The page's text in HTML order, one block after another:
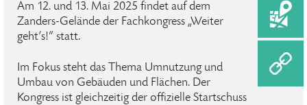
Am 12. und 13. Mai 2025 findet auf dem
Zanders-Gelände der Fachkongress „Weiter
geht’s!“ statt.
Im Fokus steht das Thema Umnutzung und
Umbau von Gebäuden und Flächen. Der
Kongress ist gleichzeitig der offizielle Startschuss